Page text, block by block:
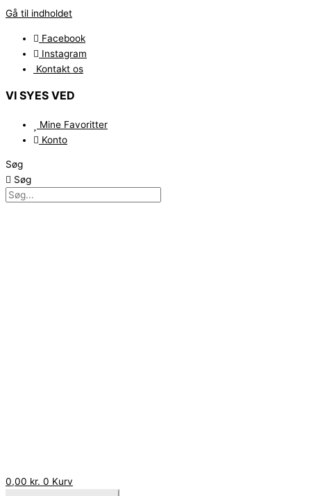
Gå til indholdet
Facebook
Instagram
Kontakt os
VI SYES VED
Mine Favoritter
Konto
Søg
Søg
0,00 kr. 0 Kurv